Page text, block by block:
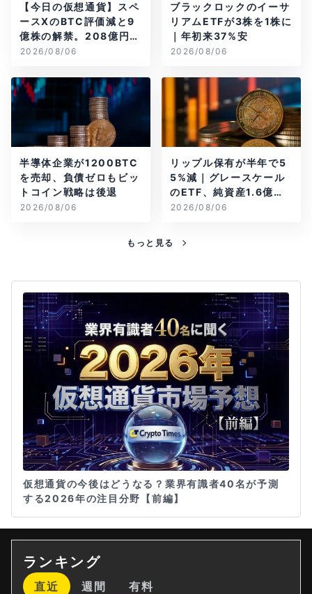
【今日の仮想通貨】スペ
ースXのBTC評価減と9
億株の解禁。208億円相
当のBTCが盗難
2026/08/06
ブラックロックのイーサ
リアムETFが3株を1株に
｜年初来37%安
2026/08/06
半導体企業が1200BTC
を売却、負債ゼロもビッ
トコイン戦略は後退
2026/08/06
リップル保有が半年で5
5%減｜グレースケール
のETF、純資産1.6億ド
ル減
2026/08/06
もっと見る
仮想通貨の今後はどうなる？業界有識者40名が予測
する2026年の注目分野【前編】
ランキング
直近 週間 有料